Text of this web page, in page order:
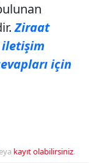
Ziraat
iletişim
için
kayıt olabilirsiniz.